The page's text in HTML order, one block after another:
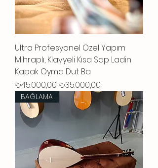
Ultra Profesyonel Özel Yapım
Mihraplı, Klavyeli Kısa Sap Ladin
Kapak Oyma Dut Ba
Normal Fiyat
₺45.000,00 İndirimli Fiyat
₺35.000,00
BAĞLAMA